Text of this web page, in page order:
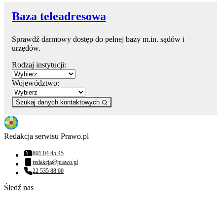
Baza teleadresowa
Sprawdź darmowy dostęp do pełnej bazy m.in. sądów i
urzędów.
Rodzaj instytucji:
Województwo:
Szukaj danych kontaktowych
Redakcja serwisu Prawo.pl
Numer telefonu:
801 04 45 45
Adres email:
redakcja@prawo.pl
Numer telefonu:
22 535 88 00
Śledź nas